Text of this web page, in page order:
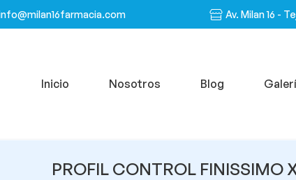
Av. Milan 16 -
Inicio Nosotros Blog
PROFIL CONTROL FINISSIMO